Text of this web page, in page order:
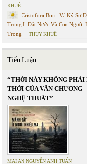
KHUÊ
Cristoforo Borri Và Ký Sự
Trong I. Đất Nước Và Con Người
Trong
THỤY KHUÊ
Tiểu Luận
“THỜI NÀY KHÔNG PHẢI
THỜI CỦA VĂN CHƯƠNG
NGHỆ THUẬT”
MAI AN NGUYỄN ANH TUẤN